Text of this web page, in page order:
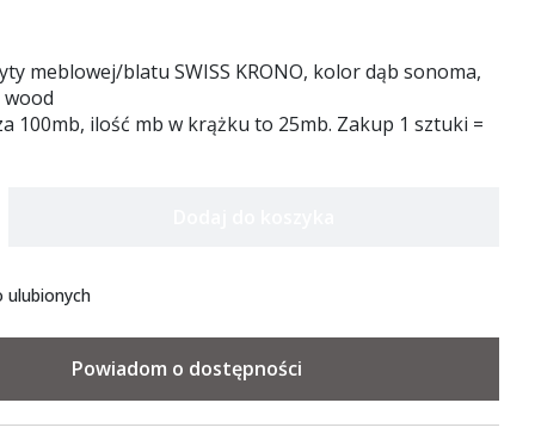
meblowej/blatu SWISS KRONO, kolor dąb sonoma,
100mb, ilość mb w krążku to 25mb. Zakup 1 sztuki =
ulubionych
Powiadom o dostępności